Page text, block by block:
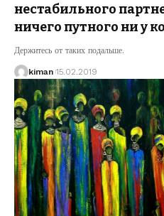
нестабильного
ничего путного ни у
Держитесь от таких подальше.
kiman 15.02.2019